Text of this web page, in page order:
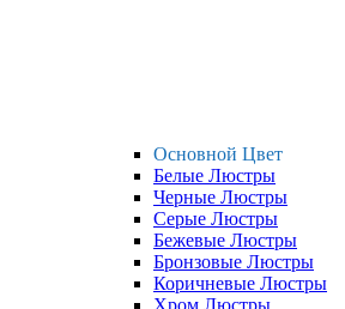
Основной Цвет
Белые Люстры
Черные Люстры
Серые Люстры
Бежевые Люстры
Бронзовые Люстры
Коричневые Люстры
Хром Люстры